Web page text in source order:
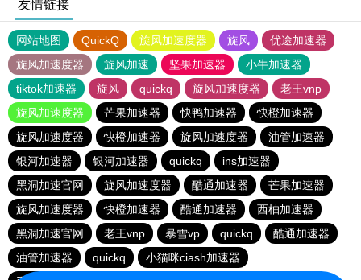
友情链接
网站地图 QuickQ 旋风加速度器 旋风
优途加速器
旋风加速度器
旋风加速 坚果加速器
小牛加速器
tiktok加速器
旋风 quickq 旋风加速度器
老王vnp
旋风加速度器
芒果加速器 快鸭加速器
快橙加速器
旋风加速度器
快橙加速器 旋风加速度器
油管加速器
银河加速器
银河加速器 quickq
ins加速器
黑洞加速官网
旋风加速度器 酷通加速器
芒果加速器
旋风加速度器
快橙加速器 酷通加速器
西柚加速器
黑洞加速官网
老王vnp 暴雪vp quickq
酷通加速器
油管加速器
quickq
小猫咪ciash加速器